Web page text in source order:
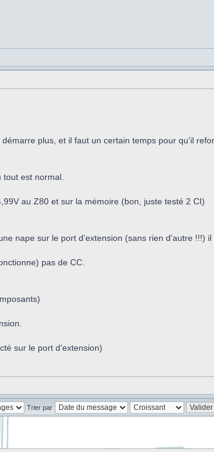
plus, et il faut un certain temps pour qu'il
est normal.
au Z80 et sur la mémoire (bon, juste testé 2 CI)
nape sur le port d'extension (sans rien d'autre !!!)
pas de CC.
sur le port d'extension)
Trier par